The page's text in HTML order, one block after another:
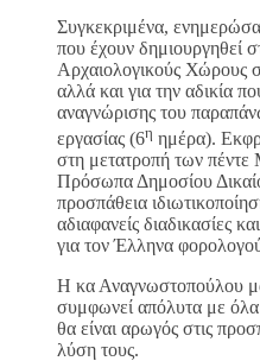
Συγκεκριμένα,
που έχουν δημιουργηθεί
Αρχαιολογικούς Χώρους
αλλά και για την αδικία
αναγνώρισης του
εργασίας (6η ημέρα).
στη μετατροπή των
Πρόσωπα Δημοσίου
προσπάθεια
αδιαφανείς διαδικασίες
για τον Έλληνα
Η κα Αναγνωστοπούλου
συμφωνεί απόλυτα με
θα είναι αρωγός στις
λύση τους.